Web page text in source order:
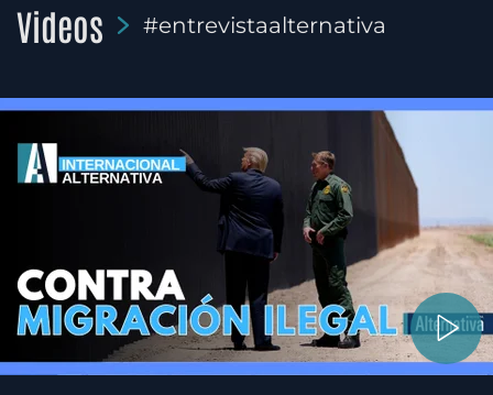
Videos #entrevistaalternativa